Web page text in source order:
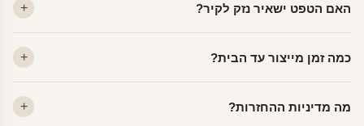
פרמיום. קנבס — בד אמנותי יוקרתי, מט.
האם הטפט ישאיר נזק לקיר?
מתאים לקיר מטויח, גבס, קרמיקה וזכוכית.
כמה זמן מייצור עד הבית?
יוצאות באותו יום.
מה מדיניות ההחזרות?